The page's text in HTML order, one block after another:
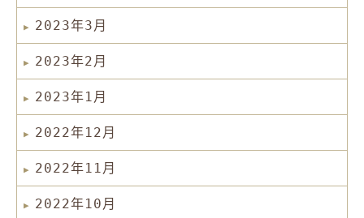
2023年3月
2023年2月
2023年1月
2022年12月
2022年11月
2022年10月